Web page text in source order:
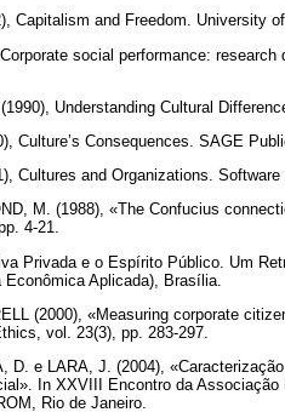
Capitalism and Freedom. University
social performance:
Understanding Cultural
Culture’s Consequences. SAGE
Cultures and Organizations.
M. (1988), «The Confucius
4-21.
Privada e o Espírito Público. Um
Aplicada), Brasília.
(2000), «Measuring corporate
vol. 23(3), pp. 283-297.
D. e LARA, J. (2004),
In XXVIII Encontro da
Rio de Janeiro.